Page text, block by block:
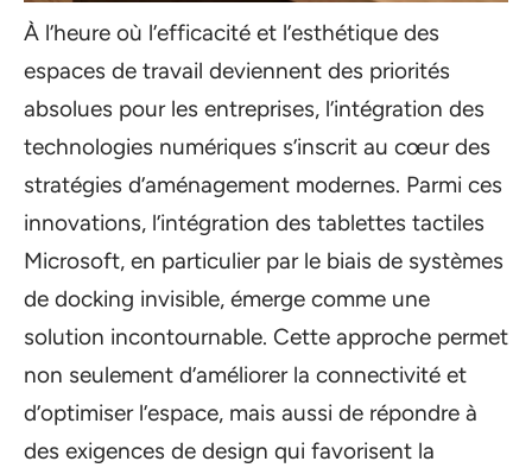
À l’heure où l’efficacité et l’esthétique des
espaces de travail deviennent des priorités
absolues pour les entreprises, l’intégration des
technologies numériques s’inscrit au cœur des
stratégies d’aménagement modernes. Parmi ces
innovations, l’intégration des tablettes tactiles
Microsoft, en particulier par le biais de systèmes
de docking invisible, émerge comme une
solution incontournable. Cette approche permet
non seulement d’améliorer la connectivité et
d’optimiser l’espace, mais aussi de répondre à
des exigences de design qui favorisent la